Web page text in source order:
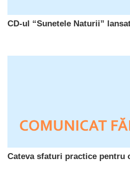
CD-ul “Sunetele Naturii”
Cateva sfaturi practice pentru